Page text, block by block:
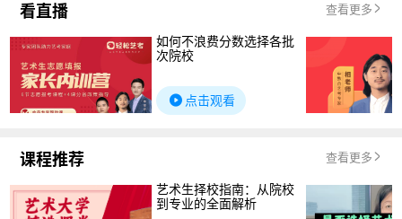
看直播 查看更多
如何不浪费分数选择各批
次院校
点击观看
课程推荐 查看更多
艺术生择校指南：从院校
到专业的全面解析